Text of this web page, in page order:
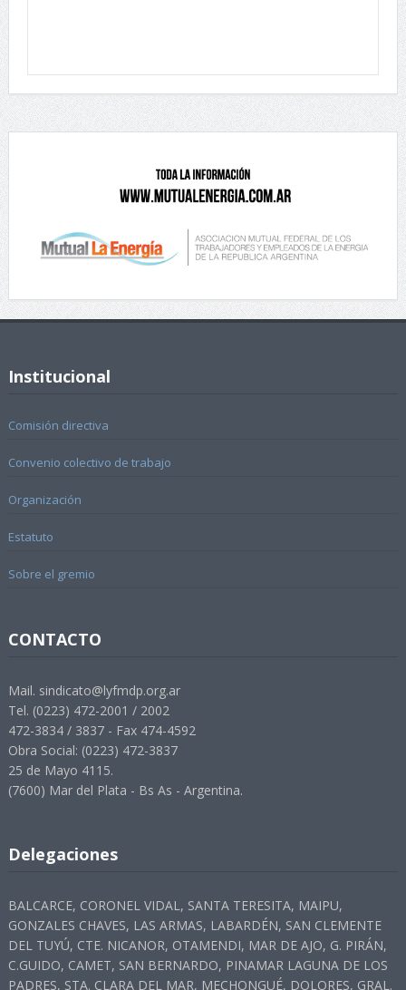
Institucional
Comisión directiva
Convenio colectivo de trabajo
Organización
Estatuto
Sobre el gremio
CONTACTO
Mail. sindicato@lyfmdp.org.ar
Tel. (0223) 472-2001 / 2002
472-3834 / 3837 - Fax 474-4592
Obra Social: (0223) 472-3837
25 de Mayo 4115.
(7600) Mar del Plata - Bs As - Argentina.
Delegaciones
BALCARCE, CORONEL VIDAL, SANTA TERESITA, MAIPU,
GONZALES CHAVES, LAS ARMAS, LABARDÉN, SAN CLEMENTE
DEL TUYÚ, CTE. NICANOR, OTAMENDI, MAR DE AJO, G. PIRÁN,
C.GUIDO, CAMET, SAN BERNARDO, PINAMAR LAGUNA DE LOS
PADRES, STA. CLARA DEL MAR, MECHONGUÉ, DOLORES, GRAL.